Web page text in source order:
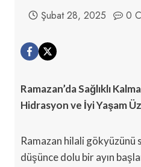
Şubat 28, 2025 0
Ramazan’da Sağlıklı
Hidrasyon ve İyi Yaşam
Ramazan hilali gökyüzünü
düşünce dolu bir ayın